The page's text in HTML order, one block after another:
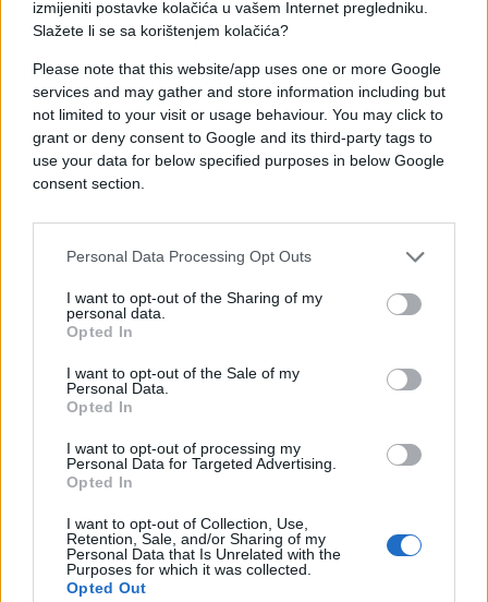
izmijeniti postavke kolačića u vašem Internet pregledniku.
Slažete li se sa korištenjem kolačića?
Please note that this website/app uses one or more Google
services and may gather and store information including but
not limited to your visit or usage behaviour. You may click to
grant or deny consent to Google and its third-party tags to
use your data for below specified purposes in below Google
consent section.
Personal Data Processing Opt Outs
I want to opt-out of the Sharing of my
personal data.
Opted In
I want to opt-out of the Sale of my
Personal Data.
Opted In
I want to opt-out of processing my
Personal Data for Targeted Advertising.
Opted In
I want to opt-out of Collection, Use,
Retention, Sale, and/or Sharing of my
Personal Data that Is Unrelated with the
Purposes for which it was collected.
Opted Out
Nije šećer direktan krivac za oštećenje zuba. Krive
su loše bakterije koje se hrane šećerom i ugljenim
hidratima, a proizvode kiselinu koja oštećuje zube.
Osim samog šećera, na isti način na zube mogu
uticati čak i voće i žitarice.
Poželjno je što češće prati zube
U ovaj mit bi odmah trebalo da prestanete
uzrokovati oštećenje zuba. Između jutarnjeg i
večernjeg pranja, radije zube isperite vodicom za
ispiranje usne šupljine.
Zubobolja znači da imate karijes
Zubobolju može uzrokovati karijes, ali ju može
uzrokovati i upala desni, oštećena caklina ili čak
upala sinusa.